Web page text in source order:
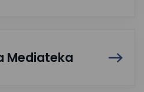
Mediateka